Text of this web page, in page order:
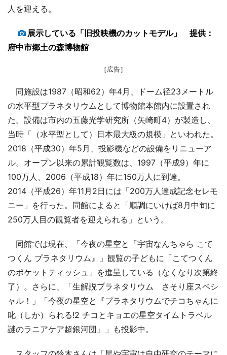
人を迎える。
展示している「旧投映機のカットモデル」 提供：
府中市郷土の森博物館
［広告］
同施設は1987（昭和62）年4月、ドーム径23メートル
の水平型プラネタリウムとして博物館本館内に設置され
た。設備は市内の五藤光学研究所（矢崎町4）が製造し、
当時「（水平型として）日本最大級の規模」といわれた。
2018（平成30）年5月、投影機などの設備をリニューア
ル。オープン以来の累計観覧数は、1997（平成9）年に
100万人、2006（平成18）年に150万人に到達。
2014（平成26）年11月2日には「200万人達成記念セレモ
ニー」を行った。同館によると「順調にいけば8月中旬に
250万人目の観覧者を迎えられる」という。
同館では現在、「今夜の星空と『宇宙なんちゃら こて
つくん プラネタリウム』」観覧の子どもに「こてつくん
のポケットティッシュ」を進呈している（なくなり次第終
了）。さらに、「生解説プラネタリウム さそり座スペシ
ャル！」「今夜の星空と『プラネタリウムでチコちゃんに
叱（しか）られる!2 チコとキョエの星空タイムトラベル
謎のラニアケア超銀河団』」も投影中。